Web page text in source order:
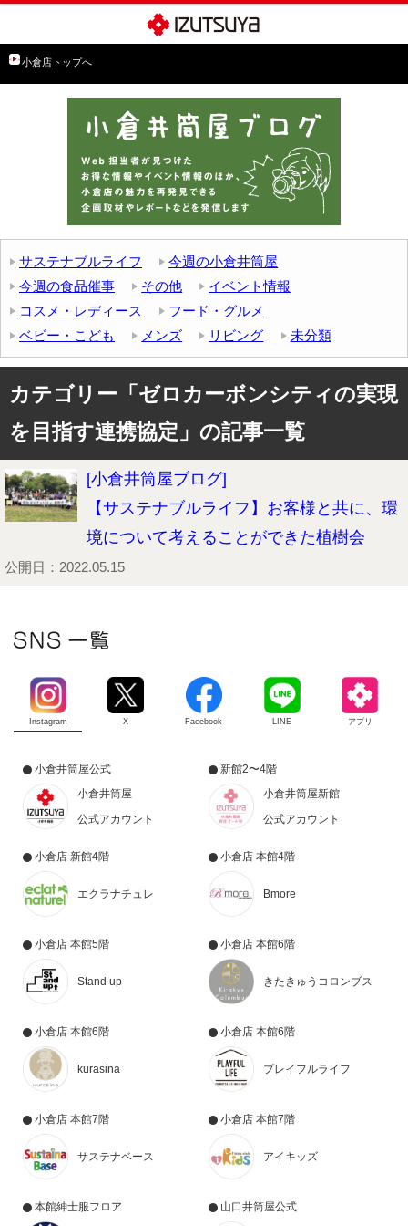
小倉店トップへ
サステナブルライフ
今週の小倉井筒屋
今週の食品催事
その他
イベント情報
コスメ・レディース
フード・グルメ
ベビー・こども
メンズ リビング 未分類
カテゴリー「ゼロカーボンシティの実現
を目指す連携協定」の記事一覧
[小倉井筒屋ブログ]
【サステナブルライフ】お客様と共に、環
境について考えることができた植樹会
公開日：2022.05.15
Instagram X Facebook LINE アプリ
小倉井筒屋公式
小倉井筒屋
公式アカウント
新館2〜4階
小倉井筒屋新館
公式アカウント
小倉店 新館4階
エクラナチュレ
小倉店 本館4階
Bmore
小倉店 本館5階
Stand up
小倉店 本館6階
きたきゅうコロンブス
小倉店 本館6階
kurasina
小倉店 本館6階
プレイフルライフ
小倉店 本館7階
サステナベース
小倉店 本館7階
アイキッズ
本館紳士服フロア
山口井筒屋公式